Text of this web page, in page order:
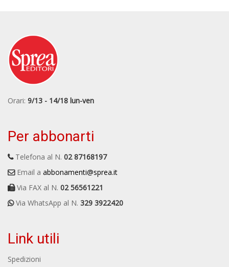
Orari: 9/13 - 14/18 lun-ven
Per abbonarti
Telefona al N. 02 87168197
Email a abbonamenti@sprea.it
Via FAX al N. 02 56561221
Via WhatsApp al N. 329 3922420
Link utili
Spedizioni